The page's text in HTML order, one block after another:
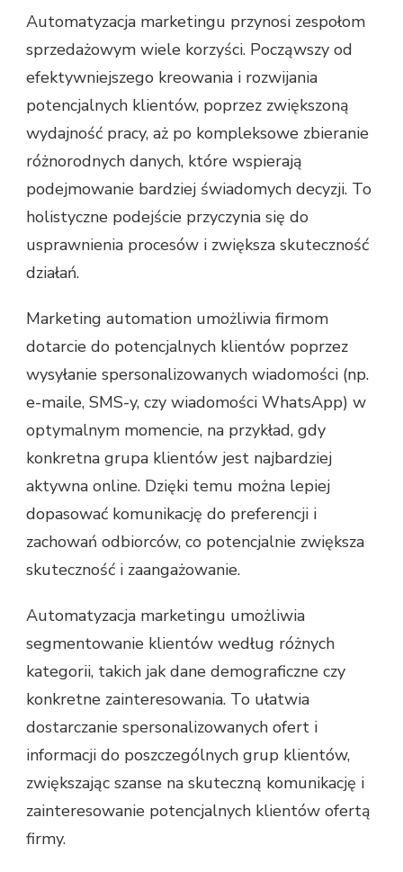
Automatyzacja marketingu przynosi zespołom
sprzedażowym wiele korzyści. Począwszy od
efektywniejszego kreowania i rozwijania
potencjalnych klientów, poprzez zwiększoną
wydajność pracy, aż po kompleksowe zbieranie
różnorodnych danych, które wspierają
podejmowanie bardziej świadomych decyzji. To
holistyczne podejście przyczynia się do
usprawnienia procesów i zwiększa skuteczność
działań.
Marketing automation umożliwia firmom
dotarcie do potencjalnych klientów poprzez
wysyłanie spersonalizowanych wiadomości (np.
e-maile, SMS-y, czy wiadomości WhatsApp) w
optymalnym momencie, na przykład, gdy
konkretna grupa klientów jest najbardziej
aktywna online. Dzięki temu można lepiej
dopasować komunikację do preferencji i
zachowań odbiorców, co potencjalnie zwiększa
skuteczność i zaangażowanie.
Automatyzacja marketingu umożliwia
segmentowanie klientów według różnych
kategorii, takich jak dane demograficzne czy
konkretne zainteresowania. To ułatwia
dostarczanie spersonalizowanych ofert i
informacji do poszczególnych grup klientów,
zwiększając szanse na skuteczną komunikację i
zainteresowanie potencjalnych klientów ofertą
firmy.